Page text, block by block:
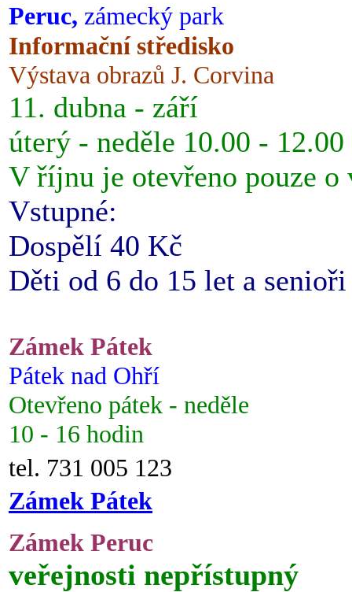
Peruc, zámecký park
Informační středisko
Výstava obrazů J. Corvina
11. dubna - září
úterý - neděle 10.00 -
V říjnu je otevřeno pouze o
Vstupné:
Dospělí 40 Kč
Děti od 6 do 15 let a
Zámek Pátek
Pátek nad Ohří
Otevřeno pátek - neděle
10 - 16 hodin
tel. 731 005 123
Zámek Pátek
Zámek Peruc
veřejnosti nepřístupný